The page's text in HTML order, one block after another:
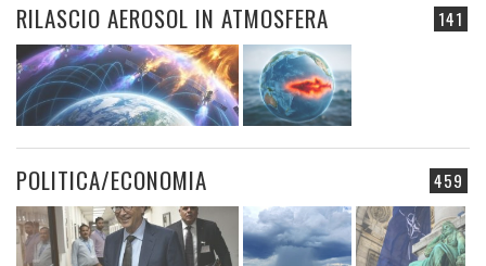
141
RILASCIO AEROSOL IN ATMOSFERA
459
POLITICA/ECONOMIA